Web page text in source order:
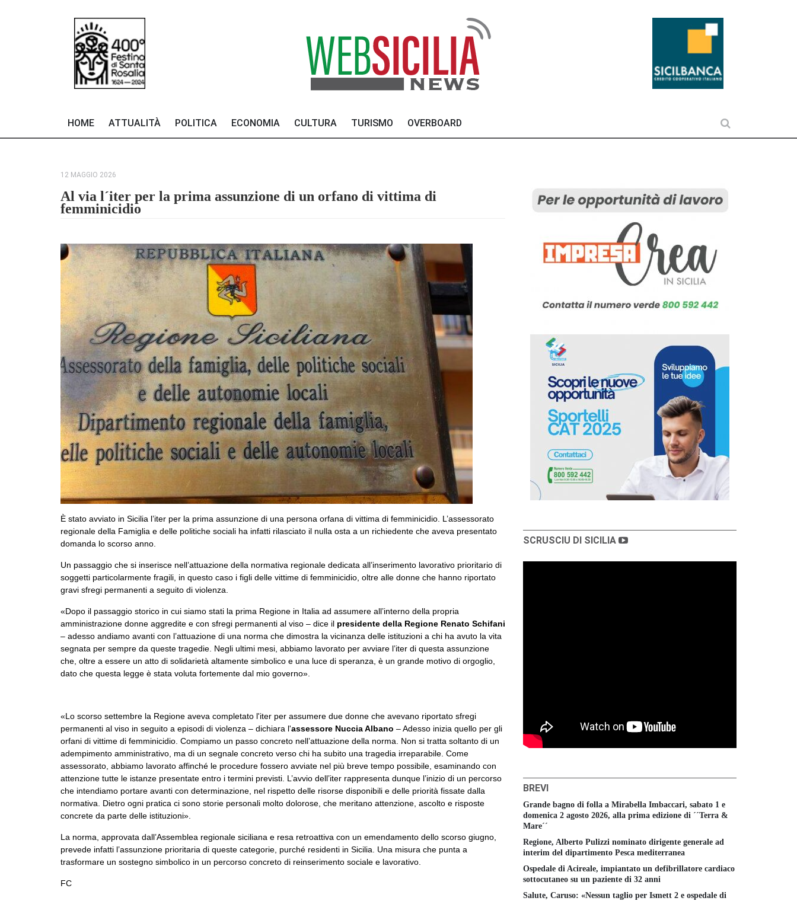
HOME ATTUALITÀ POLITICA ECONOMIA CULTURA TURISMO OVERBOARD
12 MAGGIO 2026
Al via l´iter per la prima assunzione di un orfano di vittima di
femminicidio
È stato avviato in Sicilia l’iter per la prima assunzione di una persona orfana di vittima di femminicidio. L’assessorato
regionale della Famiglia e delle politiche sociali ha infatti rilasciato il nulla osta a un richiedente che aveva presentato
domanda lo scorso anno.
Un passaggio che si inserisce nell’attuazione della normativa regionale dedicata all’inserimento lavorativo prioritario di
soggetti particolarmente fragili, in questo caso i figli delle vittime di femminicidio, oltre alle donne che hanno riportato
gravi sfregi permanenti a seguito di violenza.
«Dopo il passaggio storico in cui siamo stati la prima Regione in Italia ad assumere all’interno della propria
amministrazione donne aggredite e con sfregi permanenti al viso – dice il presidente della Regione Renato Schifani
– adesso andiamo avanti con l’attuazione di una norma che dimostra la vicinanza delle istituzioni a chi ha avuto la vita
segnata per sempre da queste tragedie. Negli ultimi mesi, abbiamo lavorato per avviare l’iter di questa assunzione
che, oltre a essere un atto di solidarietà altamente simbolico e una luce di speranza, è un grande motivo di orgoglio,
dato che questa legge è stata voluta fortemente dal mio governo».
«Lo scorso settembre la Regione aveva completato l'iter per assumere due donne che avevano riportato sfregi
permanenti al viso in seguito a episodi di violenza – dichiara l'assessore Nuccia Albano – Adesso inizia quello per gli
orfani di vittime di femminicidio. Compiamo un passo concreto nell’attuazione della norma. Non si tratta soltanto di un
adempimento amministrativo, ma di un segnale concreto verso chi ha subito una tragedia irreparabile. Come
assessorato, abbiamo lavorato affinché le procedure fossero avviate nel più breve tempo possibile, esaminando con
attenzione tutte le istanze presentate entro i termini previsti. L’avvio dell’iter rappresenta dunque l’inizio di un percorso
che intendiamo portare avanti con determinazione, nel rispetto delle risorse disponibili e delle priorità fissate dalla
normativa. Dietro ogni pratica ci sono storie personali molto dolorose, che meritano attenzione, ascolto e risposte
concrete da parte delle istituzioni».
La norma, approvata dall’Assemblea regionale siciliana e resa retroattiva con un emendamento dello scorso giugno,
prevede infatti l’assunzione prioritaria di queste categorie, purché residenti in Sicilia. Una misura che punta a
trasformare un sostegno simbolico in un percorso concreto di reinserimento sociale e lavorativo.
FC
SCRUSCIU DI SICILIA
BREVI
Grande bagno di folla a Mirabella Imbaccari, sabato 1 e
domenica 2 agosto 2026, alla prima edizione di ´´Terra &
Mare´´
Regione, Alberto Pulizzi nominato dirigente generale ad
interim del dipartimento Pesca mediterranea
Ospedale di Acireale, impiantato un defibrillatore cardiaco
sottocutaneo su un paziente di 32 anni
Salute, Caruso: «Nessun taglio per Ismett 2 e ospedale di